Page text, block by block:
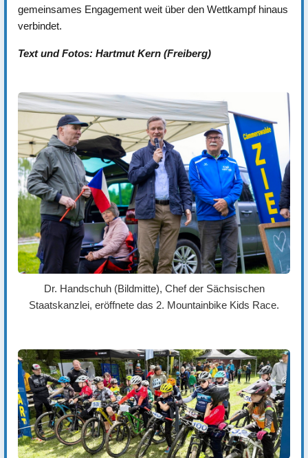
gemeinsames Engagement weit über den Wettkampf hinaus
verbindet.
Text und Fotos: Hartmut Kern (Freiberg)
Dr. Handschuh (Bildmitte), Chef der Sächsischen
Staatskanzlei, eröffnete das 2. Mountainbike Kids Race.